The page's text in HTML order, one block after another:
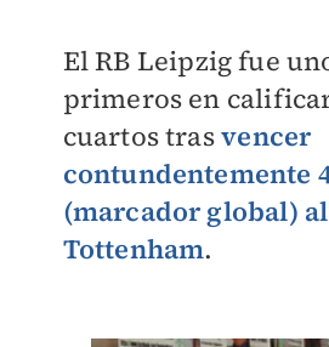
El RB Leipzig fue
primeros en
cuartos trasvencer
contundentemente
(marcador global) al
Tottenham.